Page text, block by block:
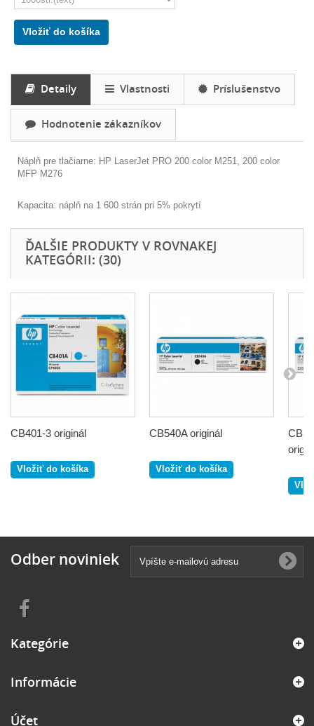
Vložiť do košíka
Detaily Vlastnosti Príslušenstvo
Hodnotenie zákazníkov
Náplň pre tlačiarne: HP LaserJet PRO 200 color M251, 200 color
MFP M276
Kapacita: náplň na 1 600 strán pri 5% pokrytí
ĎALŠIE PRODUKTY V ROVNAKEJ
KATEGÓRII: (30)
CB401-3 originál
Vložiť do košíka
CB540A originál
Vložiť do košíka
Odber noviniek
Kategórie
Informácie
Účet